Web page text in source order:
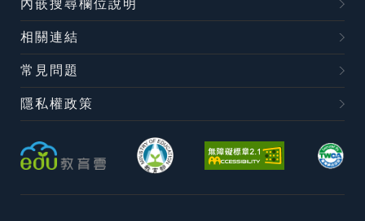
內嵌搜尋欄位說明
相關連結
常見問題
隱私權政策